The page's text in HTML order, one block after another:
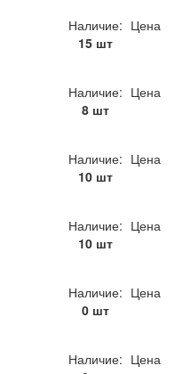
Наличие:
15 шт
Цена
Наличие:
8 шт
Цена
Наличие:
10 шт
Цена
Наличие:
10 шт
Цена
Наличие:
0 шт
Цена
Наличие: Цена